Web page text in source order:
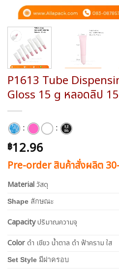
P1613 Tube
Gloss 15 g หลอดลิป
: :
฿12.96
Pre-order สินค้าสั่งผลิต
Material วัสดุ
Shape ลักษณะ
Capacityปริมาณความจุ
Colorดำ เขียว น้ำตาล ดำ ฟ้าคราม ใส
Set Style มีฝาครอบ